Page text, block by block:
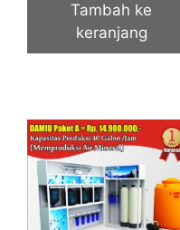
Tambah ke
keranjang